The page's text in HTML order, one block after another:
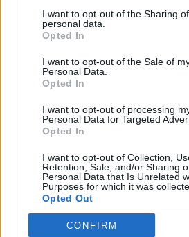
I want to opt-out of the Sharing
personal data.
Opted In
I want to opt-out of the Sale of
Personal Data.
Opted In
I want to opt-out of processing
Personal Data for Targeted
Opted In
I want to opt-out of Collection,
Retention, Sale, and/or Sharing
Personal Data that Is Unrelated
Purposes for which it was
Opted Out
CONFIRM
Formørkelsen topper omkring
før solnedgang, hvilket giver
at opleve fænomenet fra
For mange nordjyder kan
åbne landskaber danne en flot
sjældne naturoplevelse, hvis
- En solformørkelse er en af
der kan få os alle til at stoppe
Kategorier
Events
Aktuelt
Mennesker
Shopping